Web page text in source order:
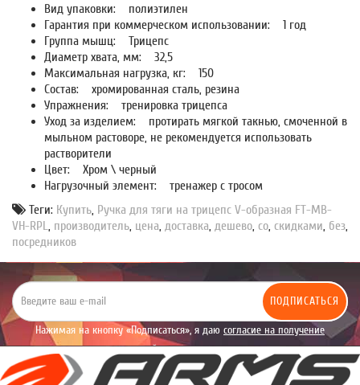
Вид упаковки:
полиэтилен
Гарантия при коммерческом использовании:
1 год
Группа мышц:
Трицепс
Диаметр хвата, мм: 32,5
Максимальная нагрузка, кг:
150
Состав: хромированная сталь, резина
Упражнения:
тренировка трицепса
Уход за изделием:
протирать мягкой такнью, смоченной в
мыльном растоворе, не рекомендуется использовать
растворители
Цвет:
Хром \ черный
Нагрузочный элемент: тренажер с тросом
Теги: Купить, Ручка для тяги на трицепс V-образная FT-MB-
VH-RPL, производитель, цена, доставка, дешево, со, скидками, без,
посредников
ПОДПИСАТЬСЯ
Нажимая на кнопку «Подписаться», я даю согласие на получение
уведомлений рекламного характера.